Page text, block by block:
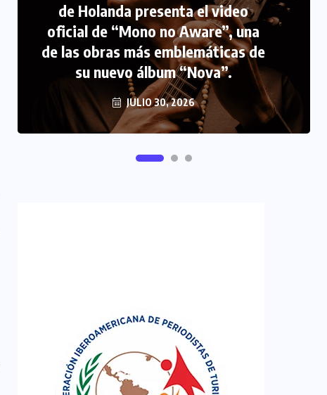
NOTICIAS PERIODISMO TURISTICO
FIPETUR se solidariza con
Venezuela
JUNIO 29, 2026